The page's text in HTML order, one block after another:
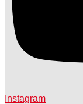
Instagram